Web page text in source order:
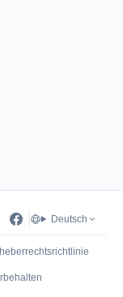
Deutsch
neuem Tab)